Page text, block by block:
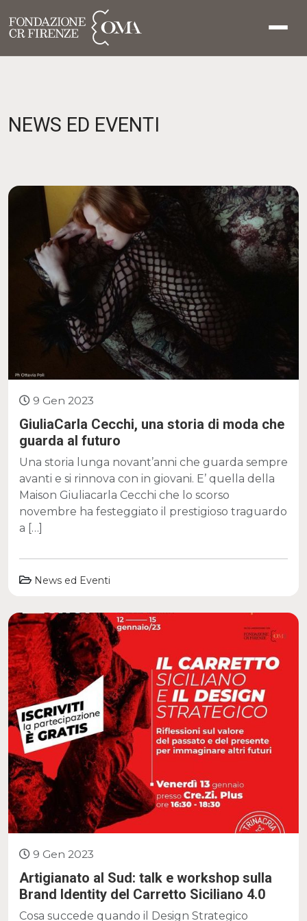
NEWS ED EVENTI
9 Gen 2023
GiuliaCarla Cecchi, una storia di moda che
guarda al futuro
Una storia lunga novant’anni che guarda sempre
avanti e si rinnova con in giovani. E’ quella della
Maison Giuliacarla Cecchi che lo scorso
novembre ha festeggiato il prestigioso traguardo
a […]
News ed Eventi
9 Gen 2023
Artigianato al Sud: talk e workshop sulla
Brand Identity del Carretto Siciliano 4.0
Cosa succede quando il Design Strategico